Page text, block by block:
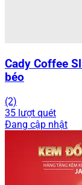
Cady Coffee
béo
(2)
35 lượt quét
Đang cập nhật